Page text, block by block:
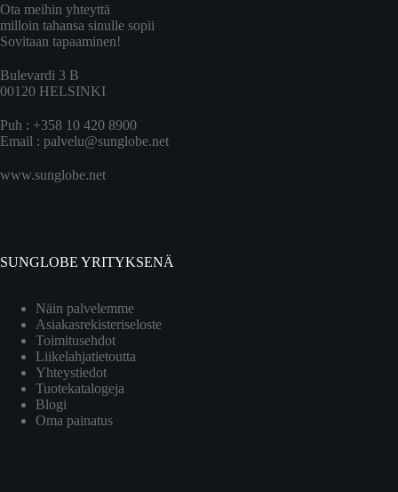
Ota meihin yhteyttä
milloin tahansa sinulle sopii
Sovitaan tapaaminen!
Bulevardi 3 B
00120 HELSINKI
Puh : +358 10 420 8900
Email : palvelu@sunglobe.net
www.sunglobe.net
SUNGLOBE YRITYKSENÄ
Näin palvelemme
Asiakasrekisteriseloste
Toimitusehdot
Liikelahjatietoutta
Yhteystiedot
Tuotekatalogeja
Blogi
Oma painatus